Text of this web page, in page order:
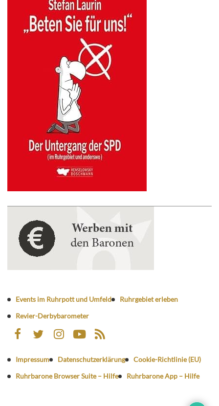
Events im Ruhrpott und Umfeld
Ruhrgebiet erleben
Revier-Derbybarometer
Impressum Datenschutzerklärung
Cookie-Richtlinie (EU)
Ruhrbarone Browser Suite – Hilfe
Ruhrbarone App – Hilfe